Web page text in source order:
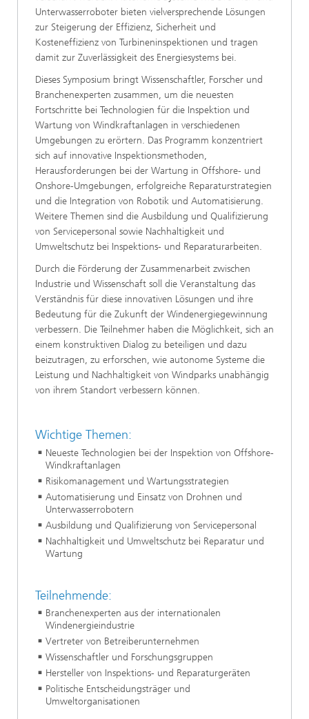
Unterwasserroboter bieten vielversprechende Lösungen
zur Steigerung der Effizienz, Sicherheit und
Kosteneffizienz von Turbineninspektionen und tragen
damit zur Zuverlässigkeit des Energiesystems bei.
Dieses Symposium bringt Wissenschaftler, Forscher und
Branchenexperten zusammen, um die neuesten
Fortschritte bei Technologien für die Inspektion und
Wartung von Windkraftanlagen in verschiedenen
Umgebungen zu erörtern. Das Programm konzentriert
sich auf innovative Inspektionsmethoden,
Herausforderungen bei der Wartung in Offshore- und
Onshore-Umgebungen, erfolgreiche Reparaturstrategien
und die Integration von Robotik und Automatisierung.
Weitere Themen sind die Ausbildung und Qualifizierung
von Servicepersonal sowie Nachhaltigkeit und
Umweltschutz bei Inspektions- und Reparaturarbeiten.
Durch die Förderung der Zusammenarbeit zwischen
Industrie und Wissenschaft soll die Veranstaltung das
Verständnis für diese innovativen Lösungen und ihre
Bedeutung für die Zukunft der Windenergiegewinnung
verbessern. Die Teilnehmer haben die Möglichkeit, sich an
einem konstruktiven Dialog zu beteiligen und dazu
beizutragen, zu erforschen, wie autonome Systeme die
Leistung und Nachhaltigkeit von Windparks unabhängig
von ihrem Standort verbessern können.
Wichtige Themen:
Neueste Technologien bei der Inspektion von Offshore-
Windkraftanlagen
Risikomanagement und Wartungsstrategien
Automatisierung und Einsatz von Drohnen und
Unterwasserrobotern
Ausbildung und Qualifizierung von Servicepersonal
Nachhaltigkeit und Umweltschutz bei Reparatur und
Wartung
Teilnehmende:
Branchenexperten aus der internationalen
Windenergieindustrie
Vertreter von Betreiberunternehmen
Wissenschaftler und Forschungsgruppen
Hersteller von Inspektions- und Reparaturgeräten
Politische Entscheidungsträger und
Umweltorganisationen